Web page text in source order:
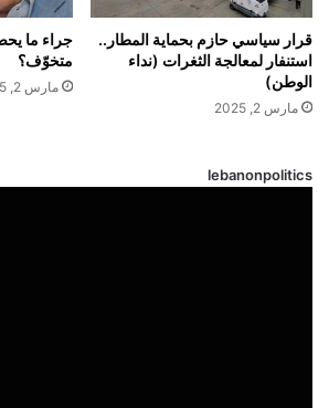
قرار سياسي حازم بحماية المطار..
استنفار لمعالجة الثغرات (نداء
الوطن)
مارس 2, 2025
جراء ما
متخوّف؟
مارس 2, 2025
lebanonpolitics